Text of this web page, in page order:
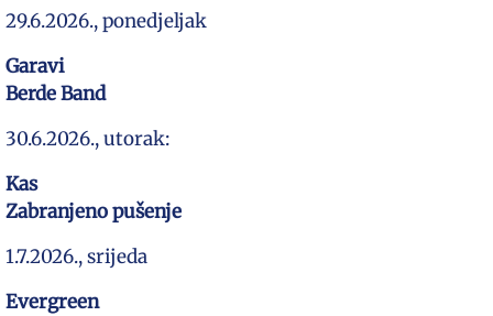
29.6.2026., ponedjeljak
Garavi
Berde Band
30.6.2026., utorak:
Kas
Zabranjeno pušenje
1.7.2026., srijeda
Evergreen